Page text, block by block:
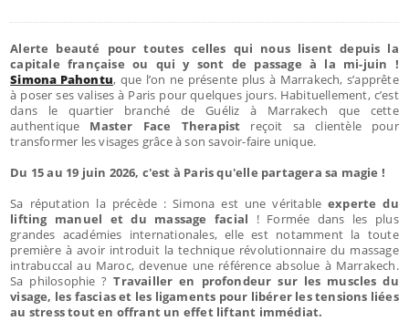
Alerte beauté pour toutes celles qui nous lisent depuis la
capitale française ou qui y sont de passage à la mi-juin !
Simona Pahontu, que l’on ne présente plus à Marrakech, s’apprête
à poser ses valises à Paris pour quelques jours. Habituellement, c’est
dans le quartier branché de Guéliz à Marrakech que cette
authentique Master Face Therapist
reçoit sa clientèle pour
transformer les visages grâce à son savoir-faire unique.
Du 15 au 19 juin 2026, c'est à Paris qu'elle partagera sa magie !
Sa réputation la précède : Simona est une véritable experte du
lifting manuel et du massage facial ! Formée dans les plus
grandes académies internationales, elle est notamment la toute
première à avoir introduit la technique révolutionnaire du massage
intrabuccal au Maroc, devenue une référence absolue à Marrakech.
Sa philosophie ?Travailler en profondeur sur les muscles du
visage, les fascias et les ligaments pour libérer les tensions liées
au stress tout en offrant un effet liftant immédiat.